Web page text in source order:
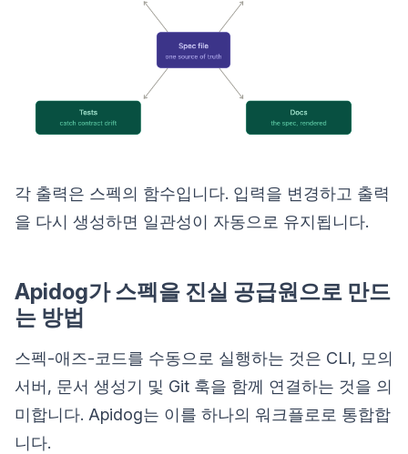
각 출력은 스펙의 함수입니다. 입력을 변경하고 출력
을 다시 생성하면 일관성이 자동으로 유지됩니다.
Apidog가 스펙을 진실 공급원으로 만드
는 방법
스펙-애즈-코드를 수동으로 실행하는 것은 CLI, 모의
서버, 문서 생성기 및 Git 훅을 함께 연결하는 것을 의
미합니다. Apidog는 이를 하나의 워크플로로 통합합
니다.